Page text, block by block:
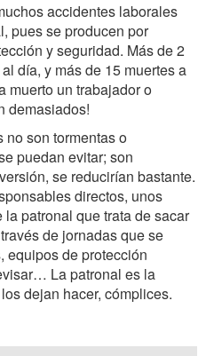
accidentes laborales
pues se producen por
y seguridad. Más de 2
día, y más de 15 muertes a
muerto un trabajador o
demasiados!
son tormentas o
puedan evitar; son
se reducirían bastante.
directos, unos
patronal que trata de sacar
de jornadas que se
equipos de protección
La patronal es la
dejan hacer, cómplices.